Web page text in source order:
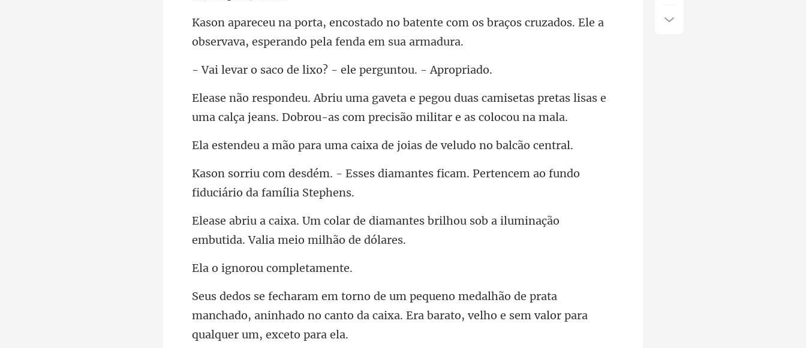
ente com os braços cruzados. Ele a
observ
de lixo? - ele perg
uas camisetas pretas lisas e
uma calça jeans. Do
uma caixa de joias de
diamantes ficam. Pertencem ao fun
amantes brilhou sob a iluminação
emb
orou comp
de prata
manchado, aninhado no canto da caixa. Era bara